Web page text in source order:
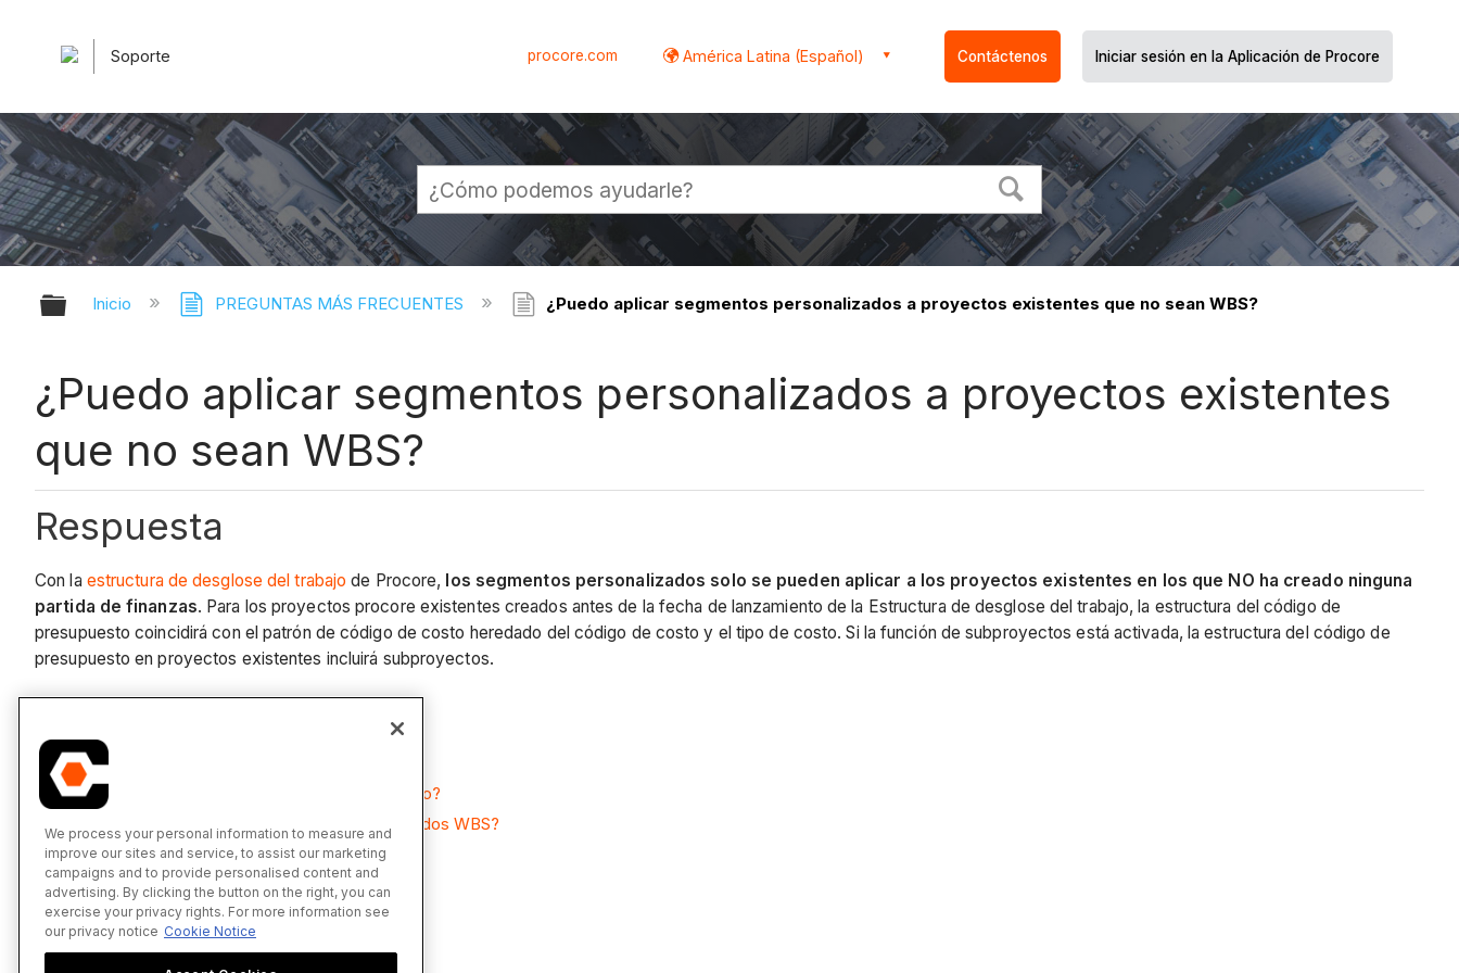
Soporte procore.com América Latina (Español) Contáctenos Iniciar sesión en la Aplicación de Procore
Expandir/contraer jerarquía global
Inicio PREGUNTAS MÁS FRECUENTES ¿Puedo aplicar segmentos personalizados a proyectos existentes que no sean WBS?
¿Puedo aplicar segmentos personalizados a proyectos existentes
que no sean WBS?
Respuesta
Con la estructura de desglose del trabajo de Procore, los segmentos personalizados solo se pueden aplicar a los proyectos existentes en los que NO ha creado ninguna
partida de finanzas. Para los proyectos procore existentes creados antes de la fecha de lanzamiento de la Estructura de desglose del trabajo, la estructura del código de
presupuesto coincidirá con el patrón de código de costo heredado del código de costo y el tipo de costo. Si la función de subproyectos está activada, la estructura del código de
presupuesto en proyectos existentes incluirá subproyectos.
Ver también
¿Qué son los segmentos y los ítems de segmento?
¿Por qué no puedo crear segmentos personalizados WBS?
We process your personal information to measure and
improve our sites and service, to assist our marketing
campaigns and to provide personalised content and
advertising. By clicking the button on the right, you can
exercise your privacy rights. For more information see
our privacy notice Cookie Notice